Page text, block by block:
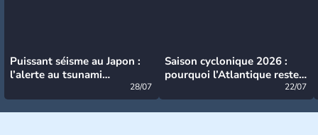
Puissant séisme au Japon :
l’alerte au tsunami
28/07
Saison cyclonique 2026 :
pourquoi l’Atlantique reste
22/07